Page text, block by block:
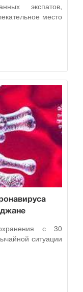
экспатов,
место
с 30
ситуации